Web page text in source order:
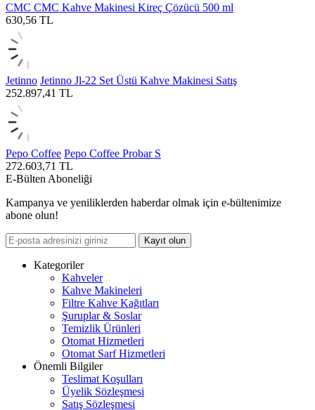
CMC CMC Kahve Makinesi Kireç Çözücü 500 ml
630,56 TL
Jetinno Jetinno Jl-22 Set Üstü Kahve Makinesi Satış
252.897,41 TL
Pepo Coffee Pepo Coffee Probar S
272.603,71 TL
E-Bülten Aboneliği
Kampanya ve yeniliklerden haberdar olmak için e-bültenimize
abone olun!
Kayıt olun
Kategoriler
Kahveler
Kahve Makineleri
Filtre Kahve Kağıtları
Şuruplar & Soslar
Temizlik Ürünleri
Otomat Hizmetleri
Otomat Sarf Hizmetleri
Önemli Bilgiler
Teslimat Koşulları
Üyelik Sözleşmesi
Satış Sözleşmesi